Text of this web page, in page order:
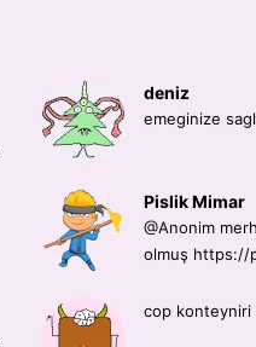
deniz
emeginize
Pislik Mimar
@Anonim
olmuş https://
cop konteyniri